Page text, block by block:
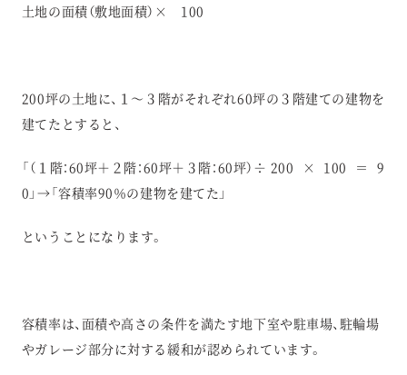
土地の面積（敷地面積）× 100
200坪の土地に、１～３階がそれぞれ60坪の３階建ての建物を
建てたとすると、
「（１階：60坪＋２階：60坪＋３階：60坪）÷ 200 × 100 ＝ 9
0」→「容積率90％の建物を建てた」
ということになります。
容積率は、面積や高さの条件を満たす地下室や駐車場、駐輪場
やガレージ部分に対する緩和が認められています。